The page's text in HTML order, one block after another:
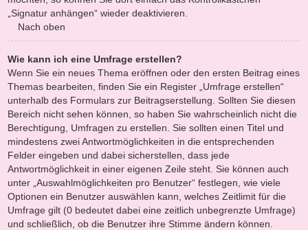
„Signatur anhängen“ wieder deaktivieren.
Nach oben
Wie kann ich eine Umfrage erstellen?
Wenn Sie ein neues Thema eröffnen oder den ersten Beitrag eines
Themas bearbeiten, finden Sie ein Register „Umfrage erstellen“
unterhalb des Formulars zur Beitragserstellung. Sollten Sie diesen
Bereich nicht sehen können, so haben Sie wahrscheinlich nicht die
Berechtigung, Umfragen zu erstellen. Sie sollten einen Titel und
mindestens zwei Antwortmöglichkeiten in die entsprechenden
Felder eingeben und dabei sicherstellen, dass jede
Antwortmöglichkeit in einer eigenen Zeile steht. Sie können auch
unter „Auswahlmöglichkeiten pro Benutzer“ festlegen, wie viele
Optionen ein Benutzer auswählen kann, welches Zeitlimit für die
Umfrage gilt (0 bedeutet dabei eine zeitlich unbegrenzte Umfrage)
und schließlich, ob die Benutzer ihre Stimme ändern können.